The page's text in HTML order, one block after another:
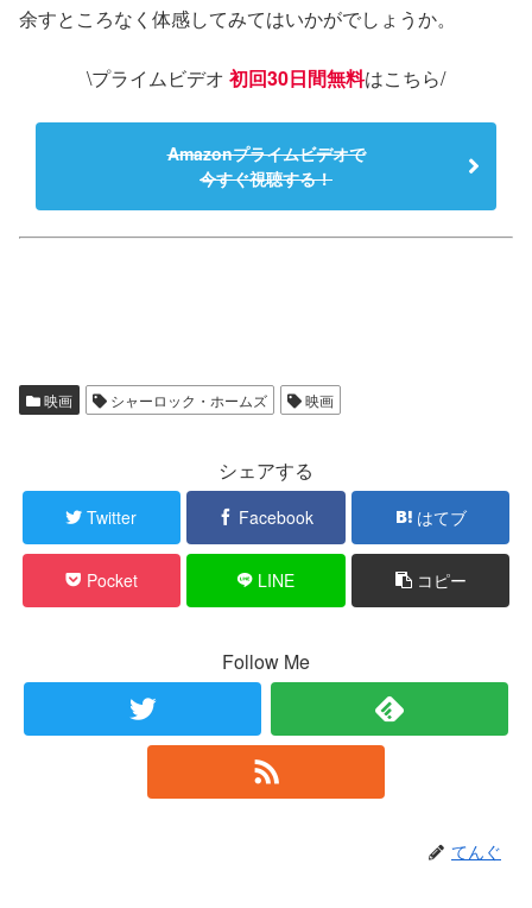
余すところなく体感してみてはいかがでしょうか。
\プライムビデオ 初回30日間無料はこちら/
Amazonプライムビデオで
今すぐ視聴する！
映画 シャーロック・ホームズ 映画
シェアする
Twitter Facebook はてブ
Pocket LINE コピー
Follow Me
てんぐ